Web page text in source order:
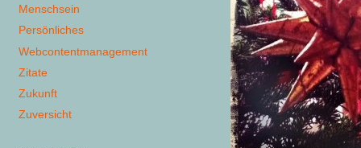
Menschsein
Persönliches
Webcontentmanagement
Zitate
Zukunft
Zuversicht